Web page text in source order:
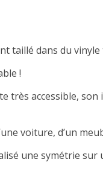
taillé dans du vinyle
!
très accessible,
voiture, d’un
une symétrie